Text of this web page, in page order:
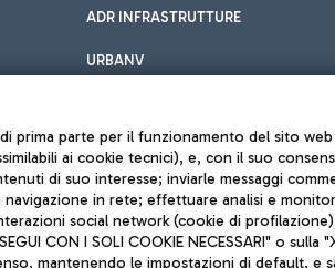
ADR INFRASTRUTTURE
URBANV
prima parte per il funzionamento del sito
ai cookie tecnici), e, con il suo
di suo interesse; inviarle messaggi
in rete; effettuare analisi e
social network (cookie di
CON I SOLI COOKIE NECESSARI" o
mantenendo le impostazioni di default, e